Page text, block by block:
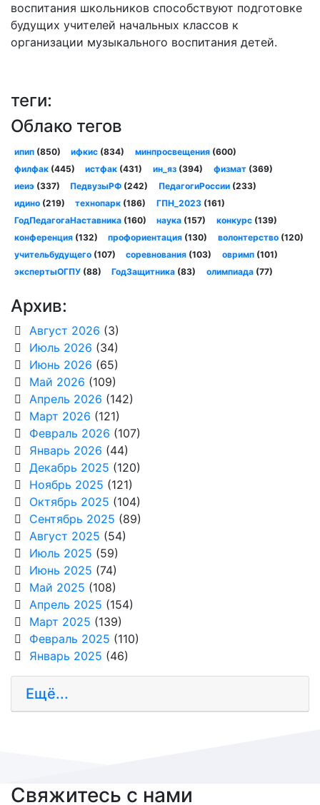
воспитания школьников способствуют подготовке
будущих учителей начальных классов к
организации музыкального воспитания детей.
теги:
Облако тегов
ипип(850) ифкис (834) минпросвещения(600)
филфак(445) истфак (431) ин_яз(394) физмат(369)
иеиэ(337) ПедвузыРФ (242) ПедагогиРоссии(233)
идино(219) технопарк (186) ГПН_2023(161)
ГодПедагогаНаставника(160) наука (157) конкурс(139)
конференция(132) профориентация (130) волонтерство(120)
учительбудущего(107) соревнования (103) овримп(101)
экспертыОГПУ(88) ГодЗащитника (83) олимпиада(77)
Архив:
Август 2026 (3)
Июль 2026 (34)
Июнь 2026 (65)
Май 2026 (109)
Апрель 2026 (142)
Март 2026 (121)
Февраль 2026 (107)
Январь 2026 (44)
Декабрь 2025 (120)
Ноябрь 2025 (121)
Октябрь 2025 (104)
Сентябрь 2025 (89)
Август 2025 (54)
Июль 2025 (59)
Июнь 2025 (74)
Май 2025 (108)
Апрель 2025 (154)
Март 2025 (139)
Февраль 2025 (110)
Январь 2025 (46)
Ещё...
Свяжитесь с нами